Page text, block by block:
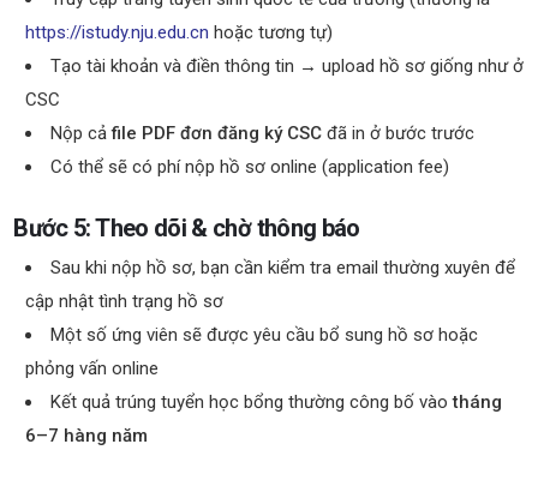
https://istudy.nju.edu.cn hoặc tương tự)
Tạo tài khoản và điền thông tin → upload hồ sơ giống như ở
CSC
Nộp cảfile PDF đơn đăng ký CSC đã in ở bước trước
Có thể sẽ có phí nộp hồ sơ online (application fee)
Bước 5: Theo dõi & chờ thông báo
Sau khi nộp hồ sơ, bạn cần kiểm tra email thường xuyên để
cập nhật tình trạng hồ sơ
Một số ứng viên sẽ được yêu cầu bổ sung hồ sơ hoặc
phỏng vấn online
Kết quả trúng tuyển học bổng thường công bố vàotháng
6–7 hàng năm